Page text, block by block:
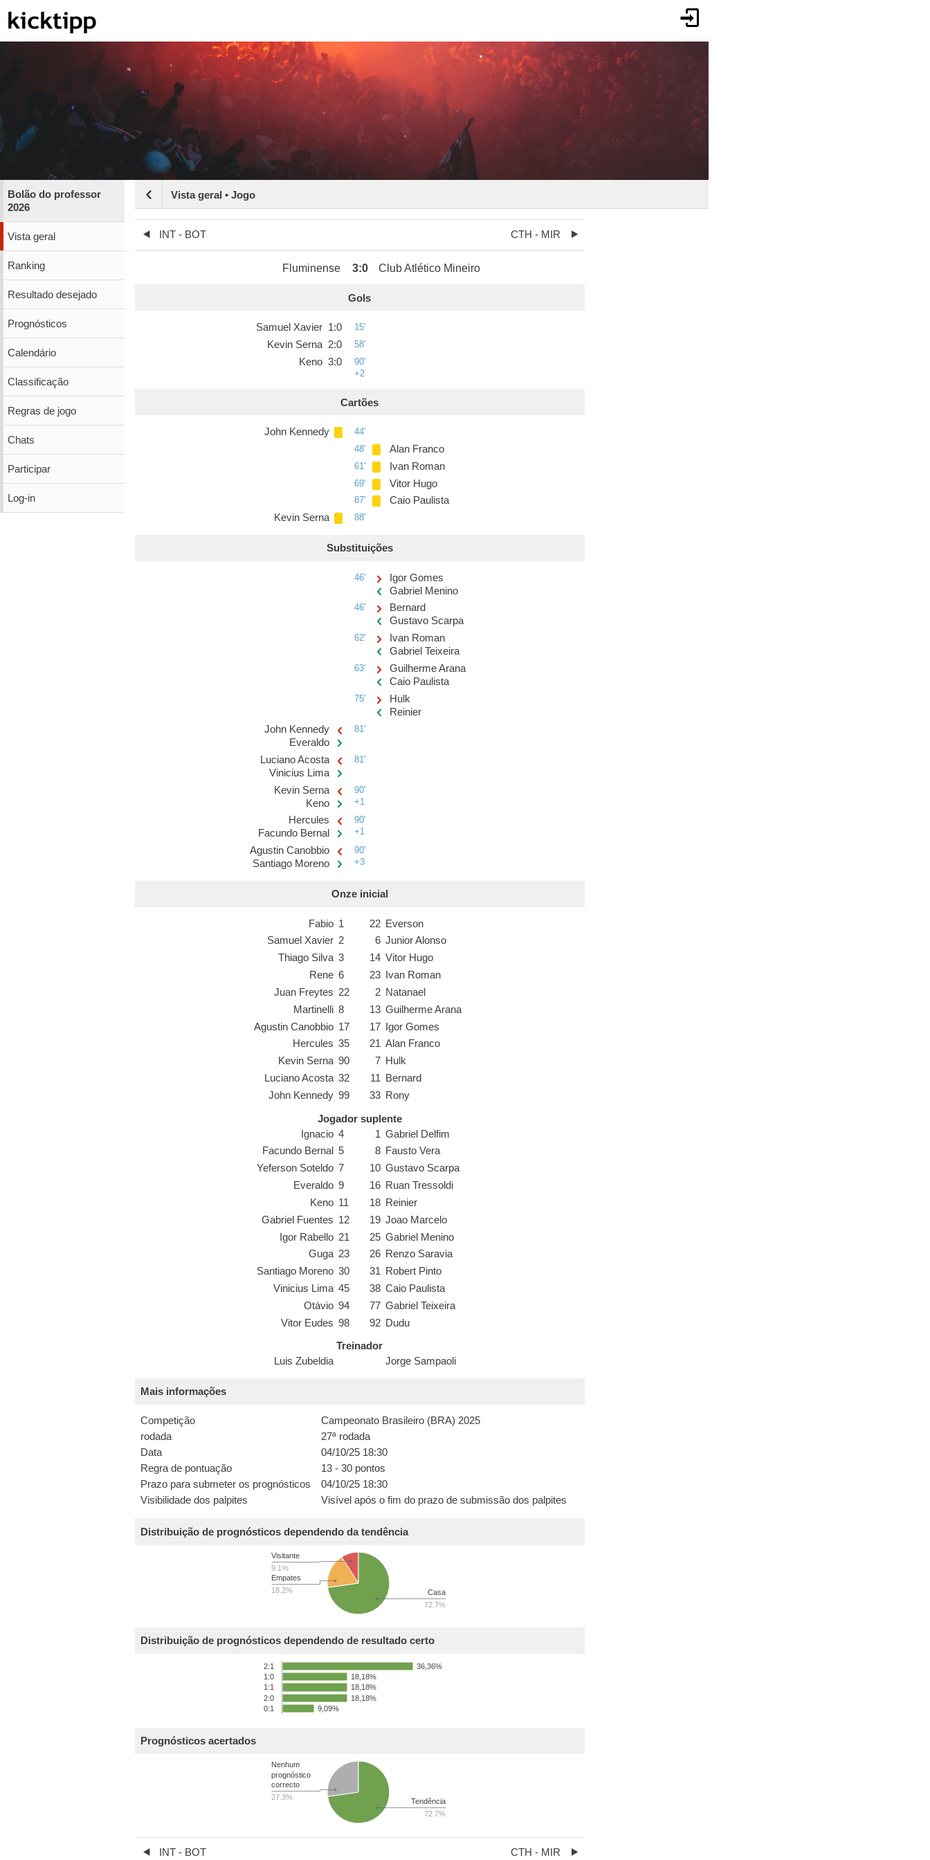
Bolão do professor
2026
Vista geral
Ranking
Resultado desejado
Prognósticos
Calendário
Classificação
Regras de jogo
Chats
Participar
Log-in
Vista geral • Jogo
INT - BOT CTH - MIR
Fluminense 3:0 Club Atlético Mineiro
Gols
Samuel Xavier 1:0 15'
Kevin Serna 2:0 58'
Keno 3:0
90'
+2
Cartões
John Kennedy
44'
48'
Alan Franco
61' Ivan Roman
69' Vitor Hugo
87'
Caio Paulista
Kevin Serna
88'
Substituições
46'
Igor Gomes
Gabriel Menino
46'
Bernard
Gustavo Scarpa
62'
Ivan Roman
Gabriel Teixeira
63'
Guilherme Arana
Caio Paulista
75'
Hulk
Reinier
John Kennedy
Everaldo
81'
Luciano Acosta
Vinicius Lima
81'
Kevin Serna
Keno
90'
+1
Hercules
Facundo Bernal
90'
+1
Agustin Canobbio
Santiago Moreno
90'
+3
Onze inicial
Fabio 1 22 Everson
Samuel Xavier 2 6 Junior Alonso
Thiago Silva 3 14 Vitor Hugo
Rene 6 23
Ivan Roman
Juan Freytes 22 2 Natanael
Martinelli 8 13 Guilherme Arana
Agustin Canobbio 17 17 Igor Gomes
Hercules 35 21 Alan Franco
Kevin Serna 90 7 Hulk
Luciano Acosta 32 11
Bernard
John Kennedy 99 33 Rony
Jogador suplente
Ignacio 4 1 Gabriel Delfim
Facundo Bernal 5 8 Fausto Vera
Yeferson Soteldo 7 10 Gustavo Scarpa
Everaldo 9 16 Ruan Tressoldi
Keno 11 18 Reinier
Gabriel Fuentes 12 19 Joao Marcelo
Igor Rabello 21 25 Gabriel Menino
Guga 23 26 Renzo Saravia
Santiago Moreno 30 31 Robert Pinto
Vinicius Lima 45 38 Caio Paulista
Otávio 94 77 Gabriel Teixeira
Vitor Eudes 98 92 Dudu
Treinador
Luis Zubeldia
Jorge Sampaoli
Mais informações
Competição
Campeonato Brasileiro (BRA) 2025
rodada
27ª rodada
Data
04/10/25 18:30
Regra de pontuação
13 - 30 pontos
Prazo para submeter os prognósticos
04/10/25 18:30
Visibilidade dos palpites
Visível após o fim do prazo de submissão dos palpites
Distribuição de prognósticos dependendo da tendência
Casa
72.7%
Empates
18.2%
Visitante
9.1%
Distribuição de prognósticos dependendo de resultado certo
2:1
1:0
1:1
2:0
0:1
36,36%
18,18%
18,18%
18,18%
9,09%
Prognósticos acertados
Tendência
72.7%
Nenhum
prognóstico
correcto
27.3%
INT - BOT CTH - MIR